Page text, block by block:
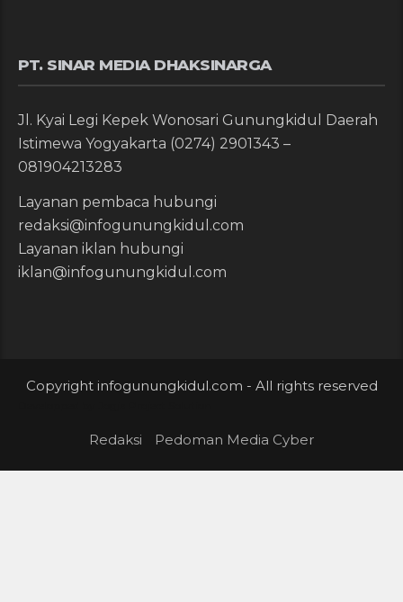
PT. SINAR MEDIA DHAKSINARGA
Jl. Kyai Legi Kepek Wonosari Gunungkidul Daerah
Istimewa Yogyakarta (0274) 2901343 –
081904213283
Layanan pembaca hubungi
redaksi@infogunungkidul.com
Layanan iklan hubungi
iklan@infogunungkidul.com
Copyright infogunungkidul.com - All rights reserved
Redaksi Pedoman Media Cyber